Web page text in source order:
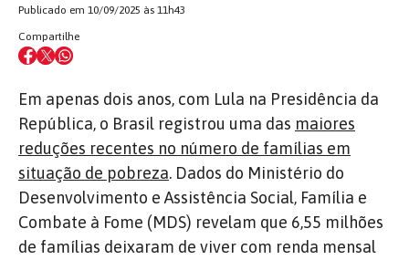
Publicado em 10/09/2025 às 11h43
Compartilhe
Em apenas dois anos, com Lula na Presidência da
República, o Brasil registrou uma das maiores
reduções recentes no número de famílias em
situação de pobreza. Dados do Ministério do
Desenvolvimento e Assistência Social, Família e
Combate à Fome (MDS) revelam que 6,55 milhões
de famílias deixaram de viver com renda mensal